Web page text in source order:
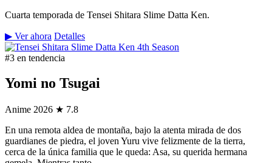
Cuarta temporada de Tensei Shitara Slime Datta Ken.
▶ Ver ahora Detalles
#3 en tendencia
Yomi no Tsugai
Anime 2026 ★ 7.8
En una remota aldea de montaña, bajo la atenta mirada de dos
guardianes de piedra, el joven Yuru vive felizmente de la tierra,
cerca de la única familia que le queda: Asa, su querida hermana